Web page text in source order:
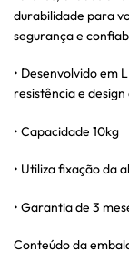
durabilidade para
segurança e
• Desenvolvido em
resistência e design
• Capacidade 10kg
• Utiliza fixação da
• Garantia de 3
Conteúdo da